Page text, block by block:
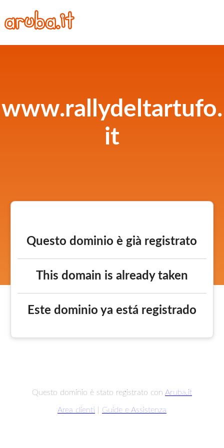
www.rallydeltartufo.
it
Questo dominio è già registrato
This domain is already taken
Este dominio ya está registrado
Questo dominio è stato registrato con Aruba.it
Area clienti Guide e Assistenza